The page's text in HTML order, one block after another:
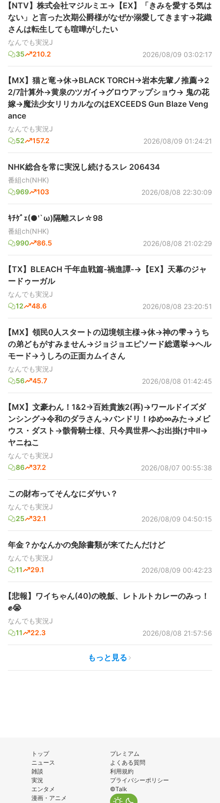
【NTV】株式会社マジルミエ→【EX】「きみを愛する気は
ない」と言った次期公爵様がなぜか溺愛してきます→花織
さんは転生しても喧嘩がしたい
なんでも実況J
35
210.2 2026/08/09 03:02:17
【MX】猫と竜→休→BLACK TORCH→岩本先輩ノ推薦→2
2/7計算外→黄泉のツガイ→グロウアップショウ→ 鬼の花
嫁→魔法少女リリカルなのはEXCEEDS Gun Blaze Veng
ance
なんでも実況J
52
157.2 2026/08/09 01:24:21
NHK総合を常に実況し続けるスレ 206434
番組ch(NHK)
969
103 2026/08/08 22:30:09
ｷﾁｹﾞｪ(●'`ω)隔離スレ☆98
番組ch(NHK)
990
86.5 2026/08/08 21:02:29
【TX】BLEACH 千年血戦篇-禍進譚-→【EX】天幕のジャ
ードゥーガル
なんでも実況J
12
48.6 2026/08/08 23:20:51
【MX】領民0人スタートの辺境領主様→休→神の雫→うち
の弟どもがすみません→ジョジョエピソード総選挙→ヘル
モード→うしろの正面カムイさん
なんでも実況J
56
45.7 2026/08/08 01:42:45
【MX】文豪わん！1&2→百姓貴族2(再)→ワールドイズダ
ンシング→令和のダラさん→バンドリ！ゆめ∞みた→メビ
ウス・ダスト→骸骨騎士様、只今異世界へお出掛け中Ⅱ→
ヤニねこ
なんでも実況J
86
37.2 2026/08/07 00:55:38
この財布ってそんなにダサい？
なんでも実況J
25
32.1 2026/08/09 04:50:15
年金？かなんかの免除書類が来てたんだけど
なんでも実況J
11
29.1 2026/08/09 00:42:23
【悲報】ワイちゃん(40)の晩飯、レトルトカレーのみっ！
✊😭
なんでも実況J
11
22.3 2026/08/08 21:57:56
もっと見る
トップ
ニュース
雑談
実況
エンタメ
漫画・アニメ
プレミアム
よくある質問
利用規約
プライバシーポリシー
©Talk